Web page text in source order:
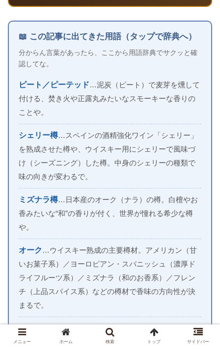
📖 この記事に出てきた用語（タップで辞典へ）
分からん言葉があったら、ここから用語辞典でサクッと確
認してな。
ピート／ピーテッド…泥炭（ピート）で麦芽を燻して
付ける、焚き火や正露丸みたいなスモーキーな香りの
ことや。
シェリー樽…スペインの酒精強化ワイン「シェリー」
を熟成させた樽や、ウイスキー用にシェリーで風味づ
け（シーズニング）した樽。中身のシェリーの種類で
味の向きが変わるで。
ミズナラ樽…日本産のオーク（ナラ）の樽。白檀やお
香みたいな“和”の香りが付く、世界が憧れる希少な樽
や。
オーク …ウイスキー熟成の主要樽材。アメリカン（甘
いお菓子系）／ヨーロピアン・スパニッシュ（濃厚ド
ライフルーツ系）／ミズナラ（和のお香系）／フレン
チ（上品スパイス系）などの樽材で香味の方向性が決
まるで。
NAS（ノンエイジ）
…熟成年数をラベルに書いてへん
ウイスキーのこと。年数のちがう原酒を組み合わせる
メニュー ホーム 検索 トップ サイドバー